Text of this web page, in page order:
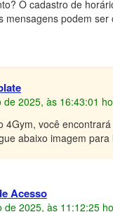
O cadastro de
podem
2025, às 16:43:01
você
abaixo imagem
Acesso
2025, às 11:12:25